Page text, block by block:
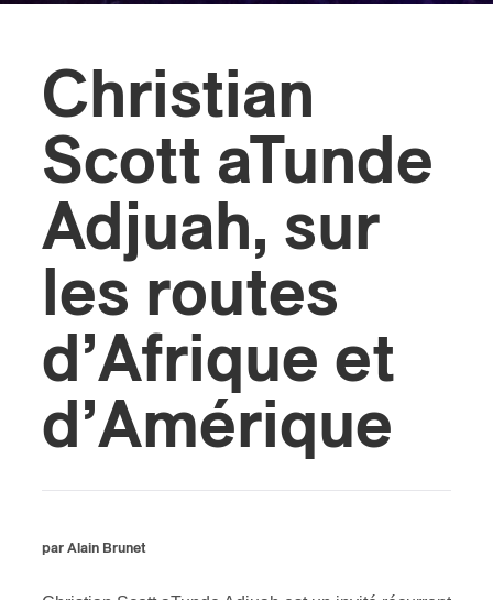
Christian
Scott aTunde
Adjuah, sur
les routes
d’Afrique et
d’Amérique
par Alain Brunet